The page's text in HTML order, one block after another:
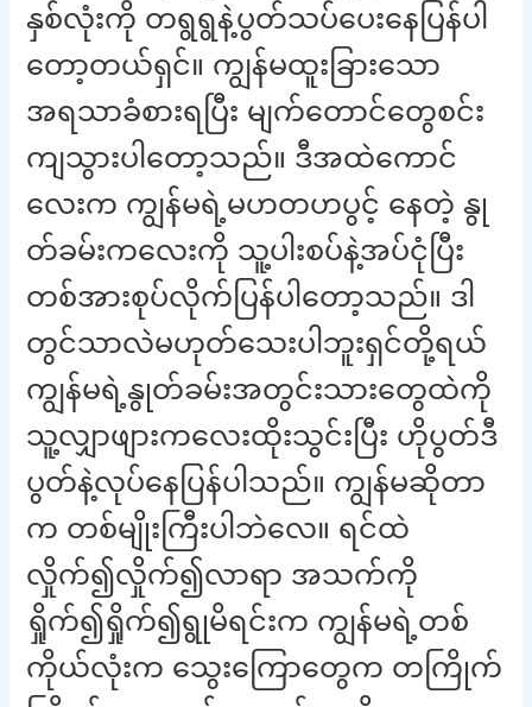
နှစ်လုံးကို တရွရွနဲ့ပွတ်သပ်ပေးနေပြန်ပါ
တော့တယ်ရှင်။ ကျွန်မထူးခြားသော
အရသာခံစားရပြီး မျက်တောင်တွေစင်း
ကျသွားပါတော့သည်။ ဒီအထဲကောင်
လေးက ကျွန်မရဲ့မဟတဟပွင့် နေတဲ့ နွု
တ်ခမ်းကလေးကို သူ့ပါးစပ်နဲ့အပ်ငုံပြီး
တစ်အားစုပ်လိုက်ပြန်ပါတော့သည်။ ဒါ
တွင်သာလဲမဟုတ်သေးပါဘူးရှင်တို့ရယ်
ကျွန်မရဲ့နွုတ်ခမ်းအတွင်းသားတွေထဲကို
သူ့လျှာဖျားကလေးထိုးသွင်းပြီး ဟိုပွတ်ဒီ
ပွတ်နဲ့လုပ်နေပြန်ပါသည်။ ကျွန်မဆိုတာ
က တစ်မျိုးကြီးပါဘဲလေ။ ရင်ထဲ
လှိုက်၍လှိုက်၍လာရာ အသက်ကို
ရှိုက်၍ရှိုက်၍ရွုမိရင်းက ကျွန်မရဲ့တစ်
ကိုယ်လုံးက သွေးကြောတွေက တကြိုက်